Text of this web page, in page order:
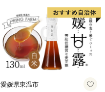
愛媛県東温市